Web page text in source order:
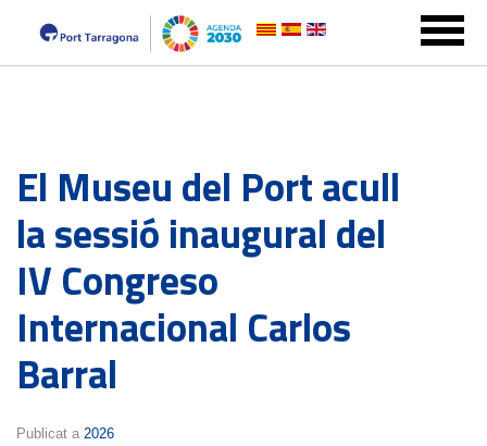
El Museu del Port acull
la sessió inaugural del
IV Congreso
Internacional Carlos
Barral
Publicat a 2026